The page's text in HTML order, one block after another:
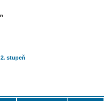
stupeň